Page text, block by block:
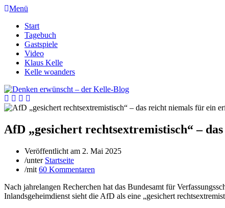
Menü
Start
Tagebuch
Gastspiele
Video
Klaus Kelle
Kelle woanders
AfD „gesichert rechtsextremistisch“ –
Veröffentlicht am 2. Mai 2025
/unter Startseite
/mit 60 Kommentaren
Nach jahrelangen Recherchen hat das Bundesamt für
Inlandsgeheimdienst sieht die AfD als eine „gesichert